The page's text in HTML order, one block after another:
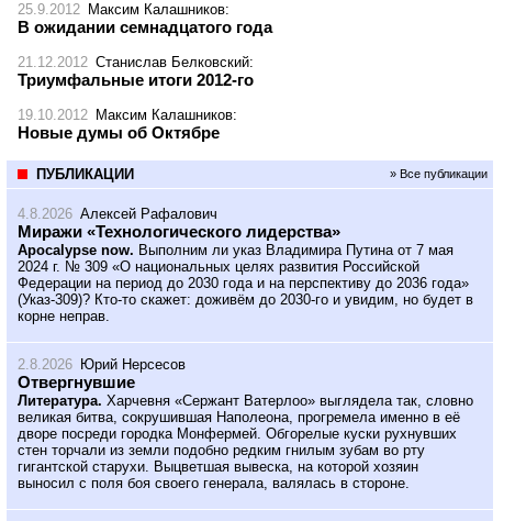
25.9.2012 Максим Калашников:
В ожидании семнадцатого года
21.12.2012 Станислав Белковский:
Триумфальные итоги 2012-го
19.10.2012 Максим Калашников:
Новые думы об Октябре
ПУБЛИКАЦИИ » Все публикации
4.8.2026 Алексей Рафалович
Миражи «Технологического лидерства»
Apocalypse now. Выполним ли указ Владимира Путина от 7 мая
2024 г. № 309 «О национальных целях развития Российской
Федерации на период до 2030 года и на перспективу до 2036 года»
(Указ-309)? Кто-то скажет: доживём до 2030-го и увидим, но будет в
корне неправ.
2.8.2026 Юрий Нерсесов
Отвергнувшие
Литература. Харчевня «Сержант Ватерлоо» выглядела так, словно
великая битва, сокрушившая Наполеона, прогремела именно в её
дворе посреди городка Монфермей. Обгорелые куски рухнувших
стен торчали из земли подобно редким гнилым зубам во рту
гигантской старухи. Выцветшая вывеска, на которой хозяин
выносил с поля боя своего генерала, валялась в стороне.